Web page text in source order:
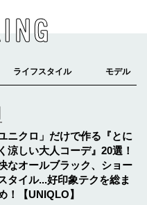
ユニクロ」だけで作る『とに
涼しい大人コーデ』20選！
なオールブラック、ショー
タイル...好印象テクを総ま
！【UNIQLO】